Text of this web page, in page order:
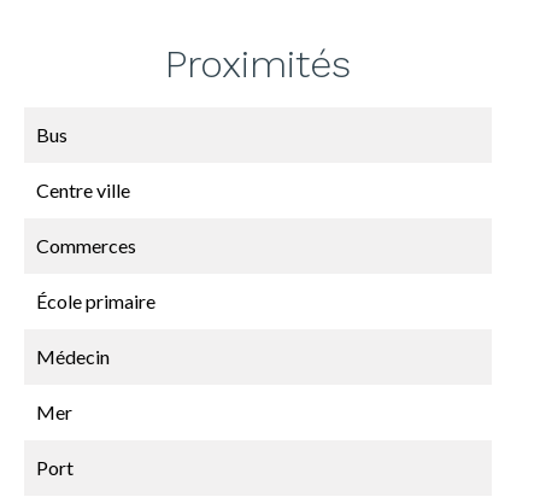
Proximités
Bus
Centre ville
Commerces
École primaire
Médecin
Mer
Port